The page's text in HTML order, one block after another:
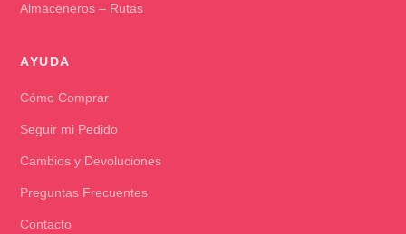
Almaceneros – Rutas
AYUDA
Cómo Comprar
Seguir mi Pedido
Cambios y Devoluciones
Preguntas Frecuentes
Contacto